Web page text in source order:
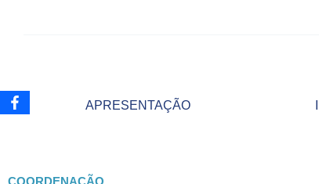
APRESENTAÇÃO
COORDENAÇÃO